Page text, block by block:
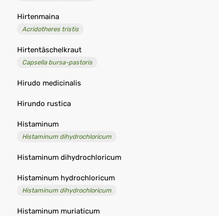
Hirtenmaina
Acridotheres tristis
Hirtentäschelkraut
Capsella bursa-pastoris
Hirudo medicinalis
Hirundo rustica
Histaminum
Histaminum dihydrochloricum
Histaminum dihydrochloricum
Histaminum hydrochloricum
Histaminum dihydrochloricum
Histaminum muriaticum